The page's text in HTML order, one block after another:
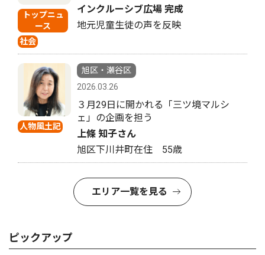
トップニュ
ース
社会
インクルーシブ広場 完成
地元児童生徒の声を反映
人物風土記
旭区・瀬谷区
2026.03.26
３月29日に開かれる「三ツ境マルシ
ェ」の企画を担う
上條 知子さん
旭区下川井町在住 55歳
エリア一覧を見る
ピックアップ